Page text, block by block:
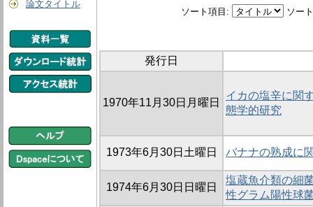
論文タイトル
ソート項目: ソー
発行日
1970年11月30日月曜日
イカの塩辛に関
態学的研究
1973年6月30日土曜日 バナナの熟成に
1974年6月30日日曜日
塩蔵魚介類の細
性グラム陽性球